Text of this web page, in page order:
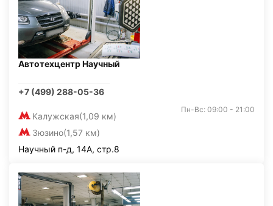
Автотехцентр Научный
+7 (499) 288-05-36
Калужская(1,09 км)
Зюзино(1,57 км)
Пн-Вс: 09:00 - 21:00
Научный п-д, 14А, стр.8